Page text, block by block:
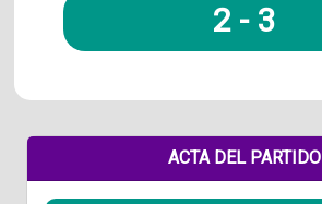
2 - 3
ACTA DEL PARTIDO